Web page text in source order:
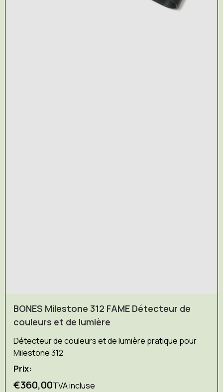
BONES Milestone 312 FAME Détecteur de
couleurs et de lumière
Détecteur de couleurs et de lumière pratique pour
Milestone 312
Prix:
€360,00TVA incluse